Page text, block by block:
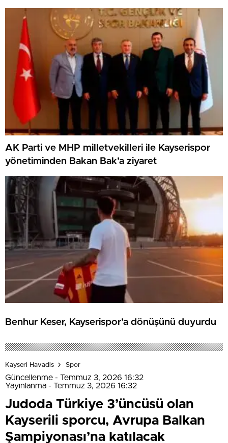
AK Parti ve MHP milletvekilleri ile Kayserispor
yönetiminden Bakan Bak’a ziyaret
Benhur Keser, Kayserispor’a dönüşünü duyurdu
Kayseri Havadis Spor
Güncellenme - Temmuz 3, 2026 16:32
Yayınlanma - Temmuz 3, 2026 16:32
Judoda Türkiye 3’üncüsü olan
Kayserili sporcu, Avrupa Balkan
Şampiyonası’na katılacak